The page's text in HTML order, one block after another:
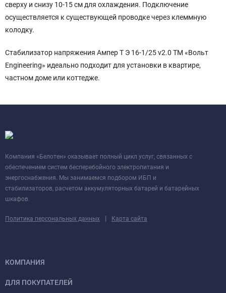
сверху и снизу 10-15 см для охлаждения. Подключение
осуществляется к существующей проводке через клеммную
колодку.
Стабилизатор напряжения Ампер Т Э 16-1/25 v2.0 ТМ «Вольт
Engineering» идеально подходит для установки в квартире,
частном доме или коттедже.
Компания «Белотен» оказывает полный цикл услуг, связанных с
обеспечением систем бесперебойного электропитания и
энергоснабжения. Мы занимаемся подбором ИБП и
стабилизаторов, расчетом аккумуляторных батарей и батарейных
шкафов.
Политика персональных данных | Карта сайта
КОМПАНИЯ
ДЛЯ ПОКУПАТЕЛЕЙ